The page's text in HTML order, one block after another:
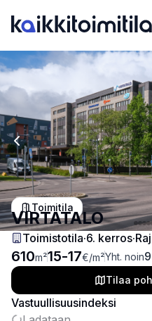
Previous slide
Toimitila
VIRTATALO
Toimistotila·6. kerros·
610m²15-17€/m²Yht. noin
Tilaa
Vastuullisuusindeksi